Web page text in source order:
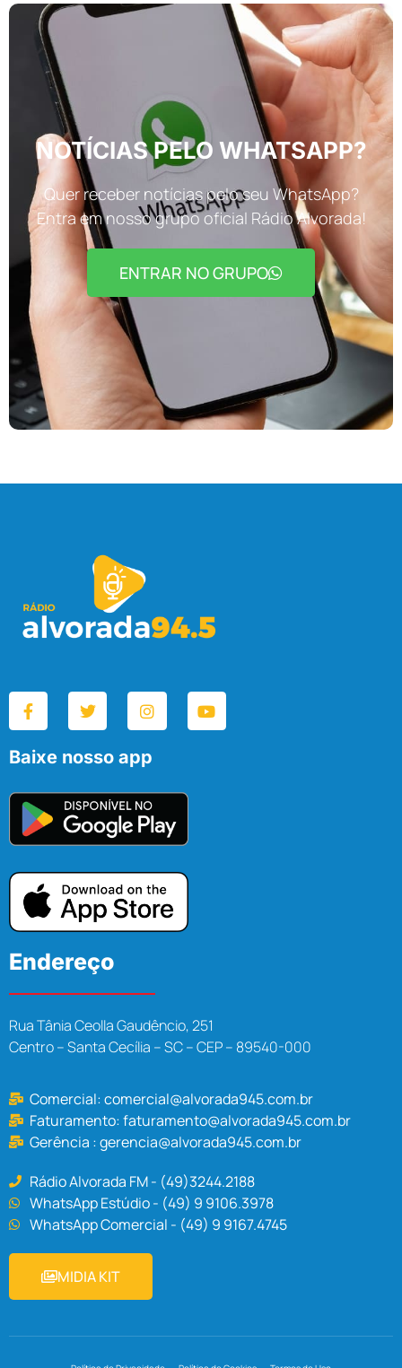
NOTÍCIAS PELO WHATSAPP?
Quer receber notícias pelo seu WhatsApp?
Entra em nosso grupo oficial Rádio Alvorada!
ENTRAR NO GRUPO
Baixe nosso app
Endereço
Rua Tânia Ceolla Gaudêncio, 251
Centro – Santa Cecília – SC – CEP – 89540-000
Comercial:comercial@alvorada945.com.br
Faturamento:faturamento@alvorada945.com.br
Gerência :gerencia@alvorada945.com.br
Rádio Alvorada FM - (49)3244.2188
WhatsApp Estúdio - (49) 9 9106.3978
WhatsApp Comercial - (49) 9 9167.4745
MIDIA KIT